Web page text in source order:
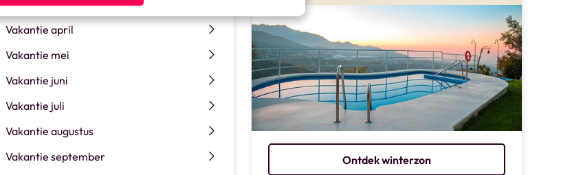
Vakantie april
Vakantie mei
Vakantie juni
Vakantie juli
Vakantie augustus
Vakantie september
Ontdek winterzon